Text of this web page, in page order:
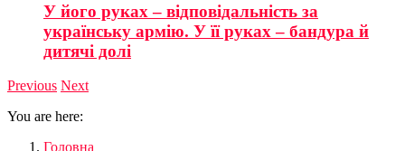
У його руках – відповідальність за
українську армію. У її руках – бандура й
дитячі долі
Previous Next
You are here:
Головна